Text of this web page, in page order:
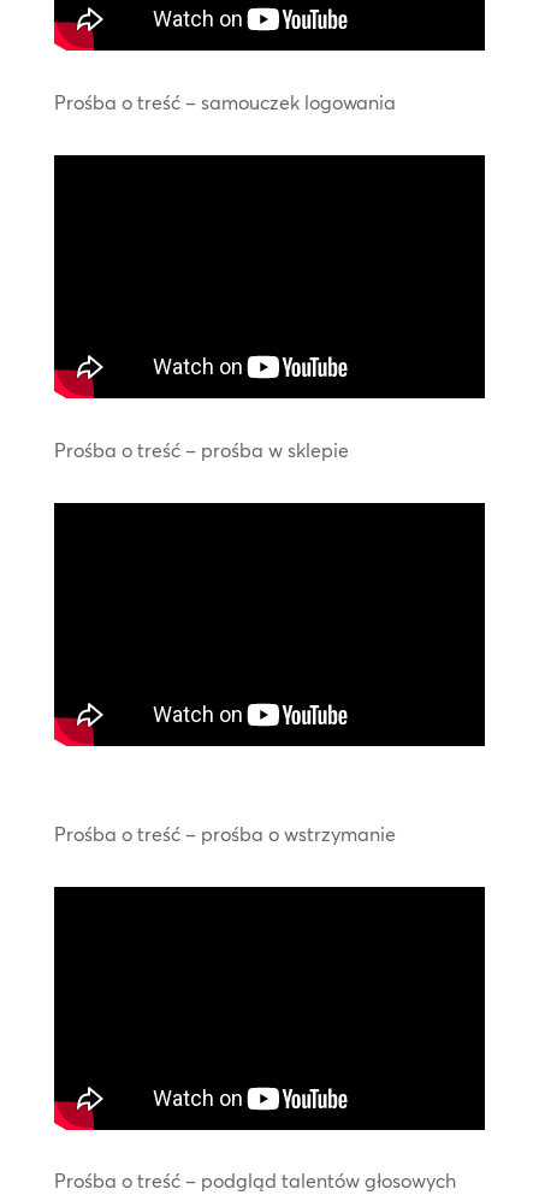
Prośba o treść – samouczek logowania
Prośba o treść – prośba w sklepie
Prośba o treść – prośba o wstrzymanie
Prośba o treść – podgląd talentów głosowych